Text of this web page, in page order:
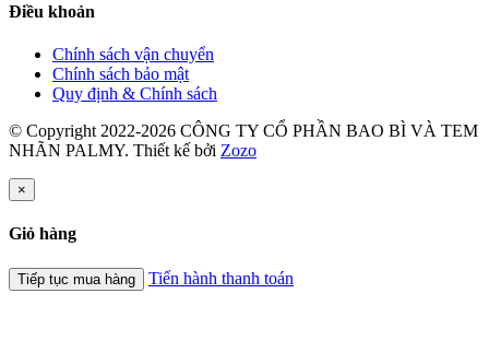
Điều khoản
Chính sách vận chuyển
Chính sách bảo mật
Quy định & Chính sách
© Copyright 2022-2026 CÔNG TY CỔ PHẦN BAO BÌ VÀ TEM
NHÃN PALMY. Thiết kế bởi Zozo
×
Giỏ hàng
Tiếp tục mua hàng Tiến hành thanh toán